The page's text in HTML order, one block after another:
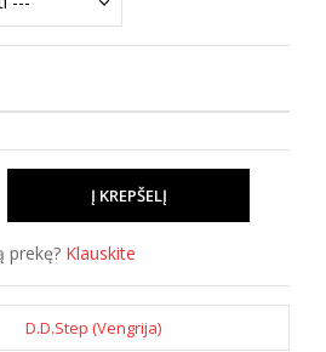
prekę? Klauskite
D.D.Step (Vengrija)